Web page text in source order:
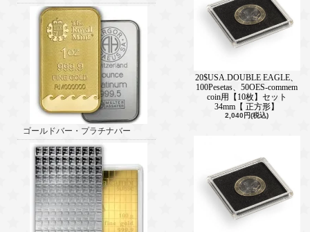
ゴールドバー・プラチナバー
20$USA.DOUBLE EAGLE、
100Pesetas、50OES-commem
coin用【10枚】セット
34mm【 正方形】
2,040円(税込)